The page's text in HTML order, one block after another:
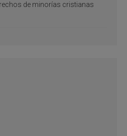
de minorías cristianas